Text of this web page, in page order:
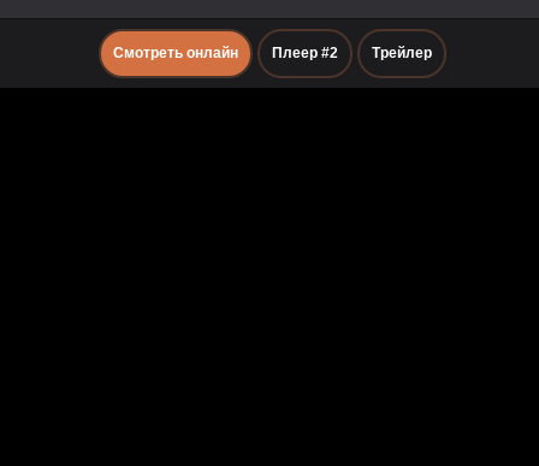
Смотреть онлайн Плеер #2 Трейлер